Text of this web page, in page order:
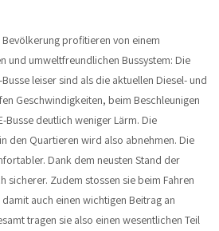
profitieren von einem
und umweltfreundlichen Bussystem: Die
leiser sind als die aktuellen Diesel- und
Geschwindigkeiten, beim Beschleunigen
Busse deutlich weniger Lärm. Die
den Quartieren wird also abnehmen. Die
Dank dem neusten Stand der
sicherer. Zudem stossen sie beim Fahren
auch einen wichtigen Beitrag an
tragen sie also einen wesentlichen Teil